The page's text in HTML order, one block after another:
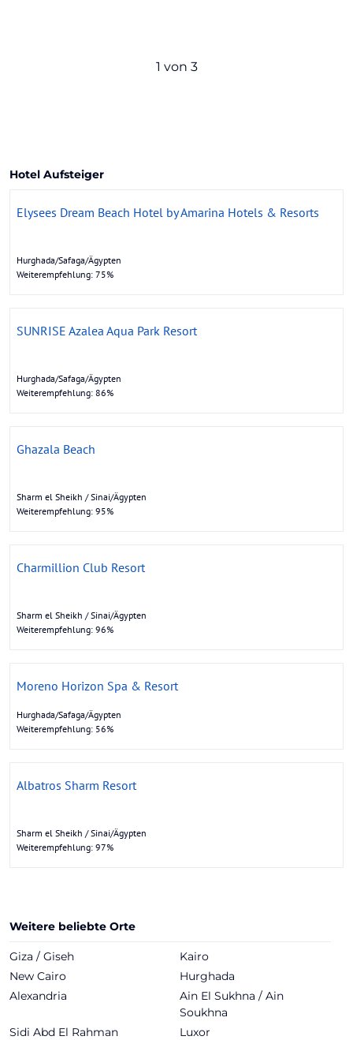
1 von 3
Hotel Aufsteiger
Elysees Dream Beach Hotel by Amarina Hotels & Resorts
Hurghada/Safaga/Ägypten
Weiterempfehlung: 75%
SUNRISE Azalea Aqua Park Resort
Hurghada/Safaga/Ägypten
Weiterempfehlung: 86%
Ghazala Beach
Sharm el Sheikh / Sinai/Ägypten
Weiterempfehlung: 95%
Charmillion Club Resort
Sharm el Sheikh / Sinai/Ägypten
Weiterempfehlung: 96%
Moreno Horizon Spa & Resort
Hurghada/Safaga/Ägypten
Weiterempfehlung: 56%
Albatros Sharm Resort
Sharm el Sheikh / Sinai/Ägypten
Weiterempfehlung: 97%
Weitere beliebte Orte
Giza / Giseh
Kairo
New Cairo
Hurghada
Alexandria
Ain El Sukhna / Ain
Soukhna
Sidi Abd El Rahman
Luxor